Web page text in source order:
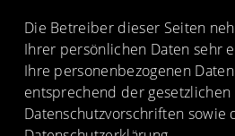
Die Betreiber dieser Seiten
Ihrer persönlichen Daten sehr
Ihre personenbezogenen
entsprechend der gesetzlichen
Datenschutzvorschriften sowie